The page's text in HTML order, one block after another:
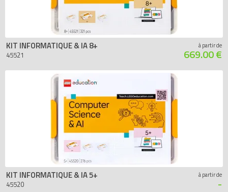
KIT INFORMATIQUE & IA 8+
45521
à partir de
669.00 €
KIT INFORMATIQUE & IA 5+
45520
à partir de
-